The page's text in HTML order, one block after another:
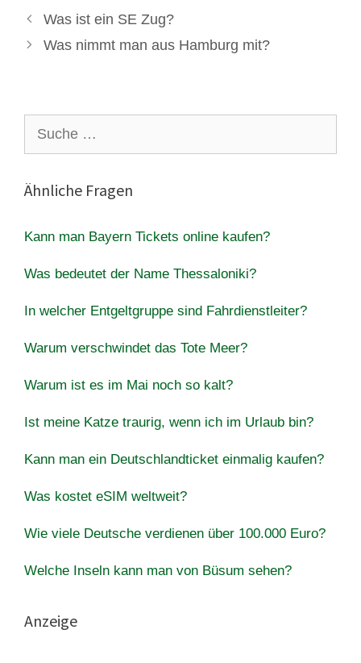
Was ist ein SE Zug?
Was nimmt man aus Hamburg mit?
nach:
Ähnliche Fragen
Kann man Bayern Tickets online kaufen?
Was bedeutet der Name Thessaloniki?
In welcher Entgeltgruppe sind Fahrdienstleiter?
Warum verschwindet das Tote Meer?
Warum ist es im Mai noch so kalt?
Ist meine Katze traurig, wenn ich im Urlaub bin?
Kann man ein Deutschlandticket einmalig kaufen?
Was kostet eSIM weltweit?
Wie viele Deutsche verdienen über 100.000 Euro?
Welche Inseln kann man von Büsum sehen?
Anzeige